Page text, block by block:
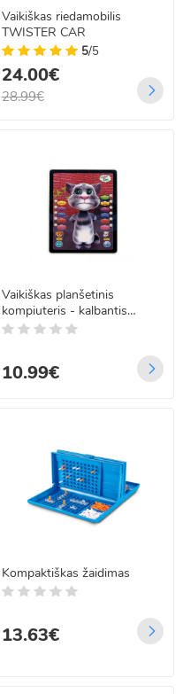
Vaikiškas riedamobilis
TWISTER CAR
5/5
24.00€
28.99€
Vaikiškas planšetinis
kompiuteris - kalbantis
katinas Tomas
10.99€
Kompaktiškas žaidimas
13.63€